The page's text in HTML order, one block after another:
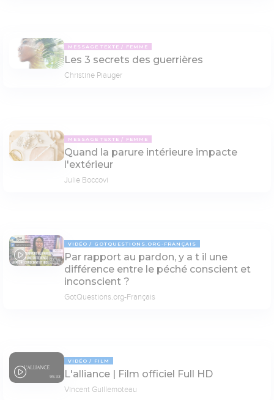
MESSAGE TEXTE FEMME
Les 3 secrets des guerrières
Christine Piauger
MESSAGE TEXTE FEMME
Quand la parure intérieure impacte
l'extérieur
Julie Boccovi
03:56
VIDÉO GOTQUESTIONS.ORG-FRANÇAIS
Par rapport au pardon, y a t il une
différence entre le péché conscient et
inconscient ?
GotQuestions.org-Français
95:33
VIDÉO FILM
L'alliance | Film officiel Full HD
Vincent Guillemoteau